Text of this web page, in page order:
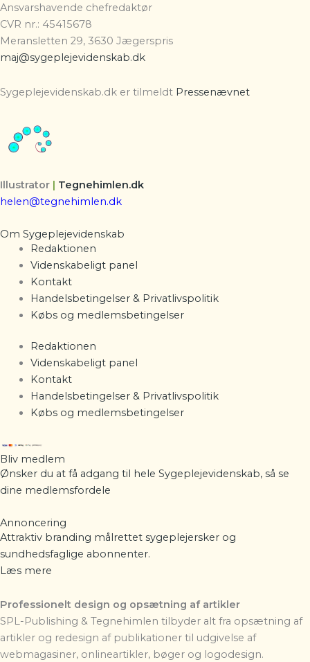
Ansvarshavende chefredaktør
CVR nr.: 45415678
Meransletten 29, 3630 Jægerspris
maj@sygeplejevidenskab.dk
Sygeplejevidenskab.dk er tilmeldt Pressenævnet
Illustrator | Tegnehimlen.dk
helen@tegnehimlen.dk
Om Sygeplejevidenskab
Redaktionen
Videnskabeligt panel
Kontakt
Handelsbetingelser & Privatlivspolitik
Købs og medlemsbetingelser
Redaktionen
Videnskabeligt panel
Kontakt
Handelsbetingelser & Privatlivspolitik
Købs og medlemsbetingelser
Bliv medlem
Ønsker du at få adgang til hele Sygeplejevidenskab, så se
dine medlemsfordele
Annoncering
Attraktiv branding målrettet sygeplejersker og
sundhedsfaglige abonnenter.
Læs mere
Professionelt design og opsætning af artikler
SPL-Publishing & Tegnehimlen tilbyder alt fra opsætning af
artikler og redesign af publikationer til udgivelse af
webmagasiner, onlineartikler, bøger og logodesign.